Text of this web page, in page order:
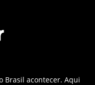
Brasil acontecer. Aqui